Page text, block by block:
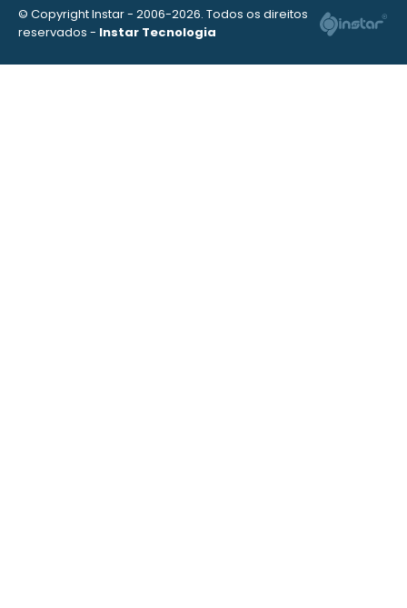
© Copyright Instar - 2006-2026. Todos os direitos
reservados - Instar Tecnologia